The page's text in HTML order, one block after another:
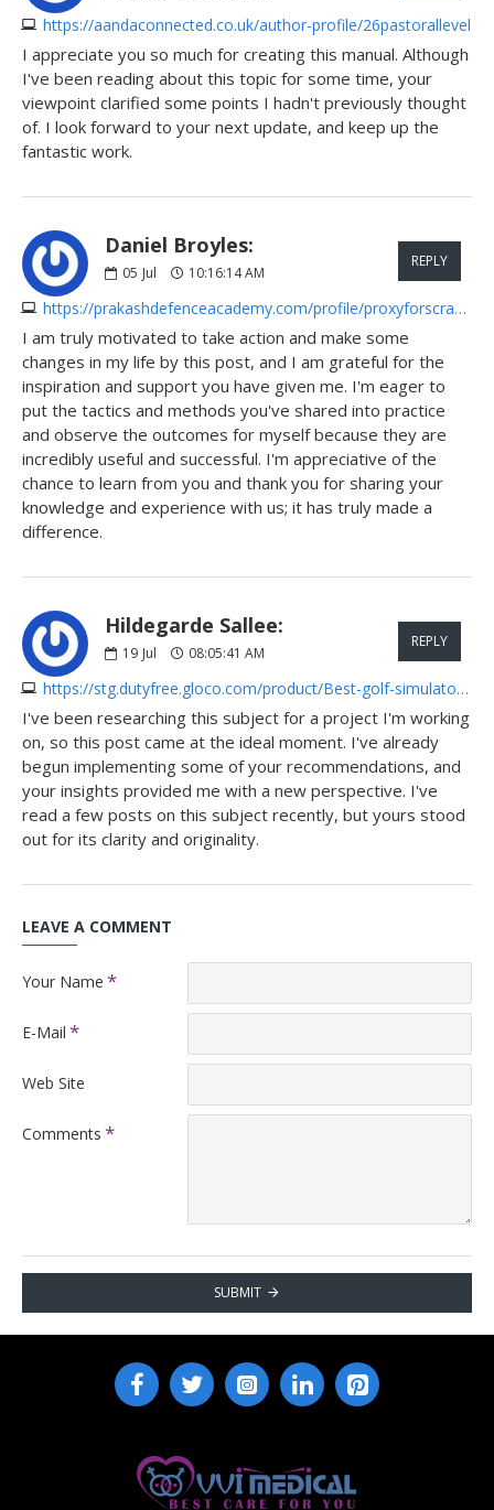
https://aandaconnected.co.uk/author-profile/26pastorallevel
I appreciate you so much for creating this manual. Although
I've been reading about this topic for some time, your
viewpoint clarified some points I hadn't previously thought
of. I look forward to your next update, and keep up the
fantastic work.
Daniel Broyles:
05 Jul 10:16:14 AM
https://prakashdefenceacademy.com/profile/proxyforscraping840
REPLY
I am truly motivated to take action and make some
changes in my life by this post, and I am grateful for the
inspiration and support you have given me. I'm eager to
put the tactics and methods you've shared into practice
and observe the outcomes for myself because they are
incredibly useful and successful. I'm appreciative of the
chance to learn from you and thank you for sharing your
knowledge and experience with us; it has truly made a
difference.
Hildegarde Sallee:
19 Jul 08:05:41 AM
https://stg.dutyfree.gloco.com/product/Best-golf-simulators-for-home-use-2026-a4tBp
REPLY
I've been researching this subject for a project I'm working
on, so this post came at the ideal moment. I've already
begun implementing some of your recommendations, and
your insights provided me with a new perspective. I've
read a few posts on this subject recently, but yours stood
out for its clarity and originality.
LEAVE A COMMENT
Your Name
E-Mail
Web Site
Comments
SUBMIT